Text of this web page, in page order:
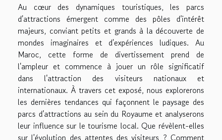
Au cœur des dynamiques touristiques, les parcs
d'attractions émergent comme des pôles d'intérêt
majeurs, conviant petits et grands à la découverte de
mondes imaginaires et d'expériences ludiques. Au
Maroc, cette forme de divertissement prend de
l'ampleur et commence à jouer un rôle significatif
dans l'attraction des visiteurs nationaux et
internationaux. À travers cet exposé, nous explorerons
les dernières tendances qui façonnent le paysage des
parcs d'attractions au sein du Royaume et analyserons
leur influence sur le tourisme local. Que révèlent-elles
sur l'évolution des attentes des visiteurs ? Comment